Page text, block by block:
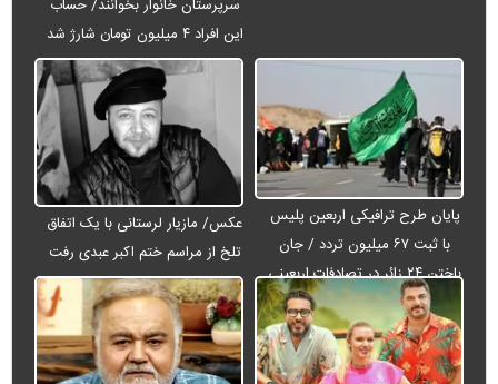
سرپرستان خانوار بخوانند/ حساب
این افراد ۴ میلیون تومان شارژ شد
پایان طرح ترافیکی اربعین پلیس
با ثبت ۶۷ میلیون تردد / جان
باختن ۲۴ زائر در تصادفات اربعینی
عکس/ مازیار لرستانی با یک اتفاق
تلخ از مراسم ختم اکبر عبدی رفت